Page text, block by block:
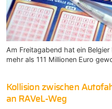
Am Freitagabend hat ein
mehr als 111 Millionen Euro
Kollision zwischen
an RAVeL-Weg